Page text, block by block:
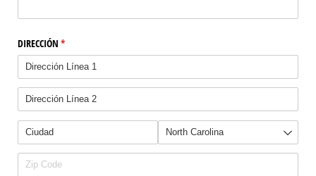
DIRECCIÓN *
(required)